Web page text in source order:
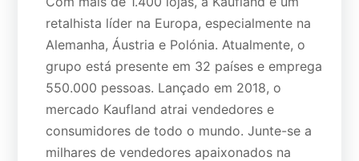
retalhista líder na Europa, especialmente na
Alemanha, Áustria e Polónia. Atualmente, o
grupo está presente em 32 países e emprega
550.000 pessoas. Lançado em 2018, o
mercado Kaufland atrai vendedores e
consumidores de todo o mundo. Junte-se a
milhares de vendedores apaixonados na